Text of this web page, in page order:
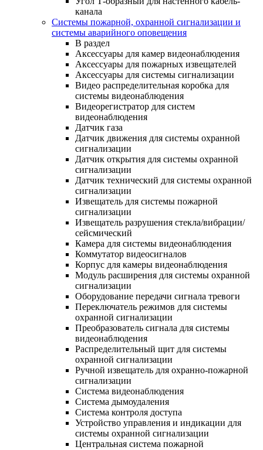
канала
Системы пожарной, охранной сигнализации и
системы аварийного оповещения
В раздел
Аксессуары для камер видеонаблюдения
Аксессуары для пожарных извещателей
Аксессуары для системы сигнализации
Видео распределительная коробка для
системы видеонаблюдения
Видеорегистратор для систем
видеонаблюдения
Датчик газа
Датчик движения для системы охранной
сигнализации
Датчик открытия для системы охранной
сигнализации
Датчик технический для системы охранной
сигнализации
Извещатель для системы пожарной
сигнализации
Извещатель разрушения стекла/вибрации/
сейсмический
Камера для системы видеонаблюдения
Коммутатор видеосигналов
Корпус для камеры видеонаблюдения
Модуль расширения для системы охранной
сигнализации
Оборудование передачи сигнала тревоги
Переключатель режимов для системы
охранной сигнализации
Преобразователь сигнала для системы
видеонаблюдения
Распределительный щит для системы
охранной сигнализации
Ручной извещатель для охранно-пожарной
сигнализации
Система видеонаблюдения
Система дымоудаления
Система контроля доступа
Устройство управления и индикации для
системы охранной сигнализации
Центральная система пожарной